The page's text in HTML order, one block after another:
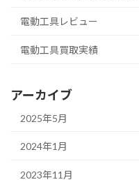
電動工具レビュー
電動工具買取実績
アーカイブ
2025年5月
2024年1月
2023年11月